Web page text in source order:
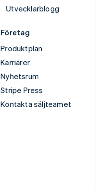
Utvecklarblogg
Företag
Produktplan
Karriärer
Nyhetsrum
Stripe Press
Kontakta säljteamet